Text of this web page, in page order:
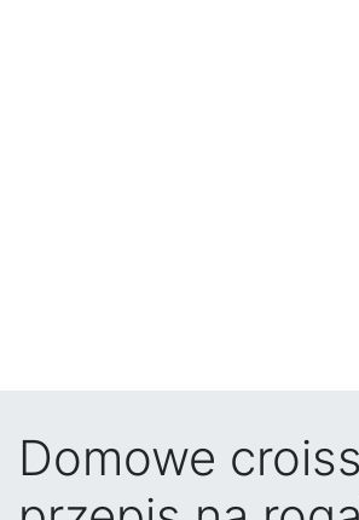
Domowe